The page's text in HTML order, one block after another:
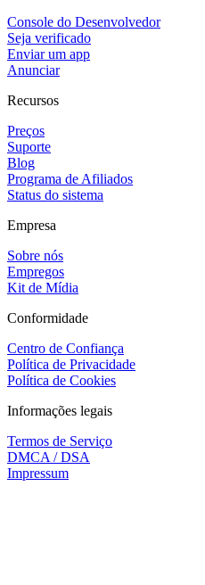
Console do Desenvolvedor
Seja verificado
Enviar um app
Anunciar
Recursos
Preços
Suporte
Blog
Programa de Afiliados
Status do sistema
Empresa
Sobre nós
Empregos
Kit de Mídia
Conformidade
Centro de Confiança
Política de Privacidade
Política de Cookies
Informações legais
Termos de Serviço
DMCA / DSA
Impressum